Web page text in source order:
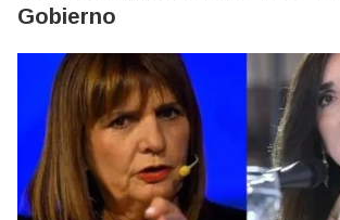
Gobierno